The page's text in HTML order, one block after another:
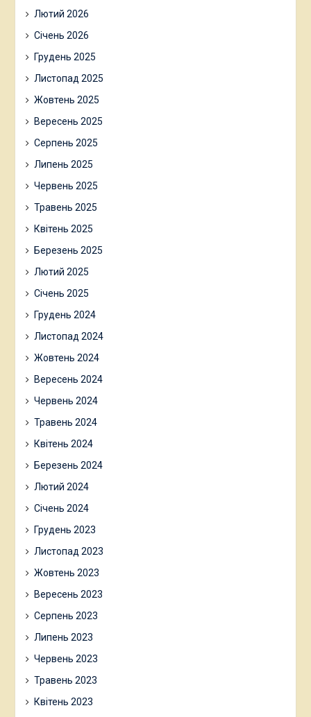
Лютий 2026
Січень 2026
Грудень 2025
Листопад 2025
Жовтень 2025
Вересень 2025
Серпень 2025
Липень 2025
Червень 2025
Травень 2025
Квітень 2025
Березень 2025
Лютий 2025
Січень 2025
Грудень 2024
Листопад 2024
Жовтень 2024
Вересень 2024
Червень 2024
Травень 2024
Квітень 2024
Березень 2024
Лютий 2024
Січень 2024
Грудень 2023
Листопад 2023
Жовтень 2023
Вересень 2023
Серпень 2023
Липень 2023
Червень 2023
Травень 2023
Квітень 2023